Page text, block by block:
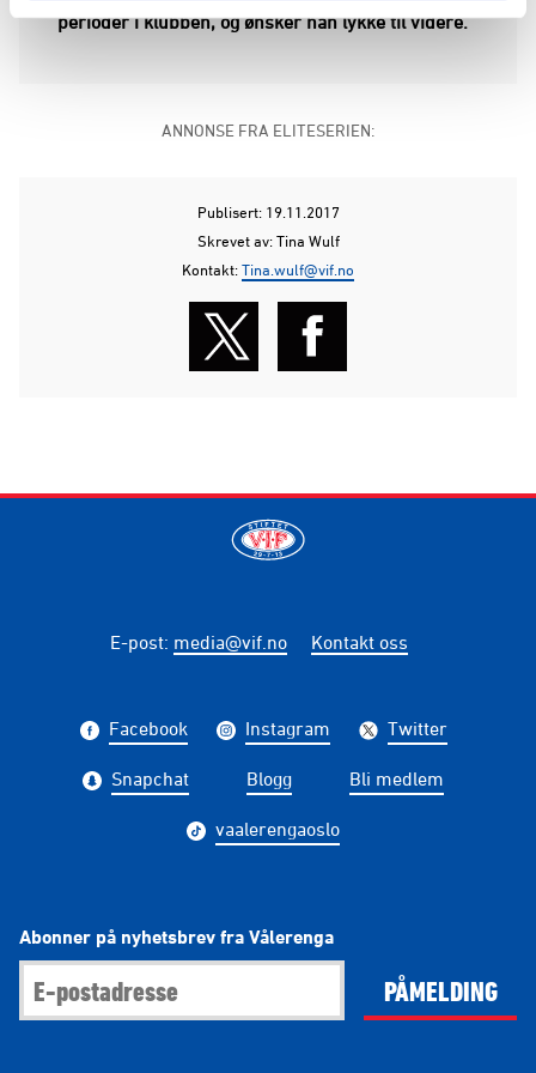
perioder i klubben, og ønsker han lykke til videre.
ANNONSE FRA ELITESERIEN:
Publisert: 19.11.2017
Skrevet av: Tina Wulf
Kontakt:Tina.wulf@vif.no
E-post: media@vif.no Kontakt oss
Facebook Instagram Twitter
Snapchat Blogg Bli medlem
vaalerengaoslo
Abonner på nyhetsbrev fra Vålerenga
PÅMELDING